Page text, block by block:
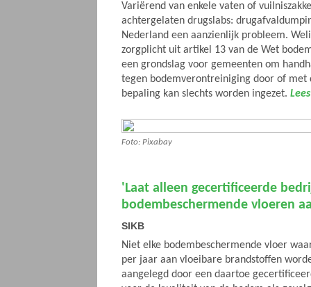
Variërend van enkele vaten of
achtergelaten drugslabs:
Nederland een aanzienlijk probleem.
zorgplicht uit artikel 13 van de Wet
een grondslag voor gemeenten om
tegen bodemverontreiniging door of met
bepaling kan slechts worden ingezet.
Foto: Pixabay
'Laat alleen gecertificeerde
bodembeschermende vloeren
SIKB
Niet elke bodembeschermende vloer
per jaar aan vloeibare brandstoffen
aangelegd door een daartoe